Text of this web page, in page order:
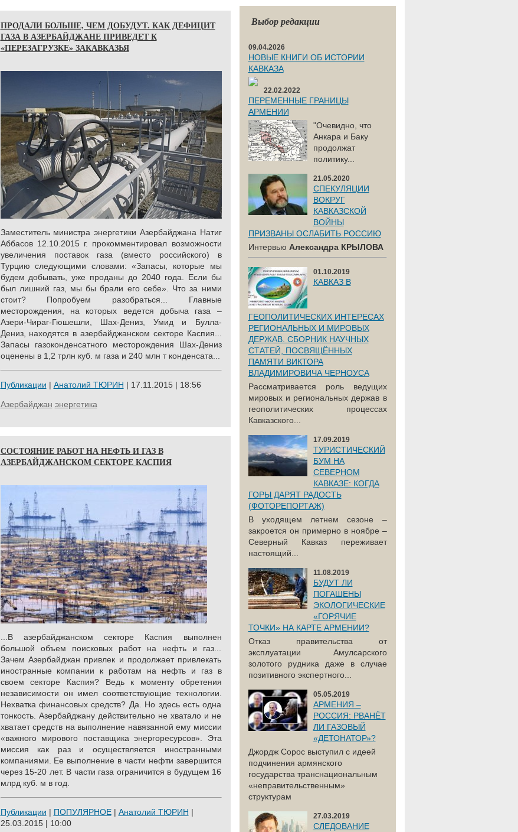
ПРОДАЛИ БОЛЬШЕ, ЧЕМ ДОБУДУТ. КАК ДЕФИЦИТ
ГАЗА В АЗЕРБАЙДЖАНЕ ПРИВЕДЕТ К
«ПЕРЕЗАГРУЗКЕ» ЗАКАВКАЗЬЯ
Заместитель министра энергетики Азербайджана Натиг
Аббасов 12.10.2015 г. прокомментировал возможности
увеличения поставок газа (вместо российского) в
Турцию следующими словами: «Запасы, которые мы
будем добывать, уже проданы до 2040 года. Если бы
был лишний газ, мы бы брали его себе». Что за ними
стоит? Попробуем разобраться... Главные
месторождения, на которых ведется добыча газа –
Азери-Чираг-Гюшешли, Шах-Дениз, Умид и Булла-
Дениз, находятся в азербайджанском секторе Каспия...
Запасы газоконденсатного месторождения Шах-Дениз
оценены в 1,2 трлн куб. м газа и 240 млн т конденсата...
Публикации | Анатолий ТЮРИН | 17.11.2015 | 18:56
Азербайджан энергетика
СОСТОЯНИЕ РАБОТ НА НЕФТЬ И ГАЗ В
АЗЕРБАЙДЖАНСКОМ СЕКТОРЕ КАСПИЯ
...В азербайджанском секторе Каспия выполнен
большой объем поисковых работ на нефть и газ...
Зачем Азербайджан привлек и продолжает привлекать
иностранные компании к работам на нефть и газ в
своем секторе Каспия? Ведь к моменту обретения
независимости он имел соответствующие технологии.
Нехватка финансовых средств? Да. Но здесь есть одна
тонкость. Азербайджану действительно не хватало и не
хватает средств на выполнение навязанной ему миссии
«важного мирового поставщика энергоресурсов». Эта
миссия как раз и осуществляется иностранными
компаниями. Ее выполнение в части нефти завершится
через 15-20 лет. В части газа ограничится в будущем 16
млрд куб. м в год.
Публикации | ПОПУЛЯРНОЕ| Анатолий ТЮРИН |
25.03.2015 | 10:00
Выбор редакции
09.04.2026
НОВЫЕ КНИГИ ОБ ИСТОРИИ
КАВКАЗА
22.02.2022
ПЕРЕМЕННЫЕ ГРАНИЦЫ
АРМЕНИИ
"Очевидно, что
Анкара и Баку
продолжат
политику...
21.05.2020
СПЕКУЛЯЦИИ
ВОКРУГ
КАВКАЗСКОЙ
ВОЙНЫ
ПРИЗВАНЫ ОСЛАБИТЬ РОССИЮ
Интервью Александра КРЫЛОВА
01.10.2019
КАВКАЗ В
ГЕОПОЛИТИЧЕСКИХ ИНТЕРЕСАХ
РЕГИОНАЛЬНЫХ И МИРОВЫХ
ДЕРЖАВ. СБОРНИК НАУЧНЫХ
СТАТЕЙ, ПОСВЯЩЁННЫХ
ПАМЯТИ ВИКТОРА
ВЛАДИМИРОВИЧА ЧЕРНОУСА
Рассматривается роль ведущих
мировых и региональных держав в
геополитических процессах
Кавказского...
17.09.2019
ТУРИСТИЧЕСКИЙ
БУМ НА
СЕВЕРНОМ
КАВКАЗЕ: КОГДА
ГОРЫ ДАРЯТ РАДОСТЬ
(ФОТОРЕПОРТАЖ)
В уходящем летнем сезоне –
закроется он примерно в ноябре –
Северный Кавказ переживает
настоящий...
11.08.2019
БУДУТ ЛИ
ПОГАШЕНЫ
ЭКОЛОГИЧЕСКИЕ
«ГОРЯЧИЕ
ТОЧКИ» НА КАРТЕ АРМЕНИИ?
Отказ правительства от
эксплуатации Амулсарского
золотого рудника даже в случае
позитивного экспертного...
05.05.2019
АРМЕНИЯ –
РОССИЯ: РВАНЁТ
ЛИ ГАЗОВЫЙ
«ДЕТОНАТОР»?
Джордж Сорос выступил с идеей
подчинения армянского
государства транснациональным
«неправительственным»
структурам
27.03.2019
СЛЕДОВАНИЕ